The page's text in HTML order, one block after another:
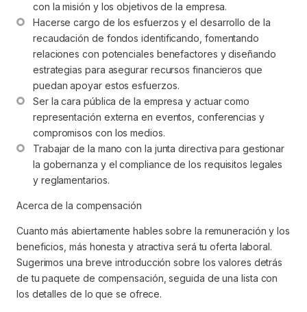
con la misión y los objetivos de la empresa.
Hacerse cargo de los esfuerzos y el desarrollo de la
recaudación de fondos identificando, fomentando
relaciones con potenciales benefactores y diseñando
estrategias para asegurar recursos financieros que
puedan apoyar estos esfuerzos.
Ser la cara pública de la empresa y actuar como
representación externa en eventos, conferencias y
compromisos con los medios.
Trabajar de la mano con la junta directiva para gestionar
la gobernanza y el compliance de los requisitos legales
y reglamentarios.
Acerca de la compensación
Cuanto más abiertamente hables sobre la remuneración y los
beneficios, más honesta y atractiva será tu oferta laboral.
Sugerimos una breve introducción sobre los valores detrás
de tu paquete de compensación, seguida de una lista con
los detalles de lo que se ofrece.